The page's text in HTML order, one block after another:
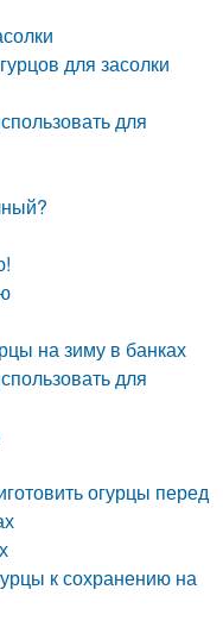
для засолки
для
на зиму в банках
для
огурцы перед
к сохранению на